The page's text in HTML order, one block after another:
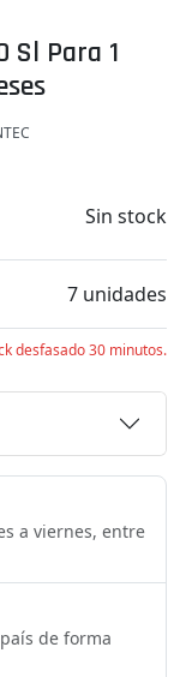
Sl Para 1
Sin stock
7 unidades
desfasado 30 minutos.
a viernes, entre
de forma